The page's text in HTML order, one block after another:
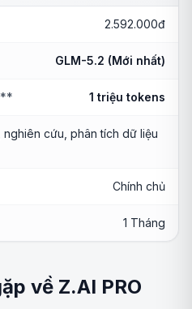
2.592.000đ
GLM-5.2 (Mới nhất)
1 triệu tokens
nghiên cứu, phân tích dữ liệu
Chính chủ
1 Tháng
về Z.AI PRO